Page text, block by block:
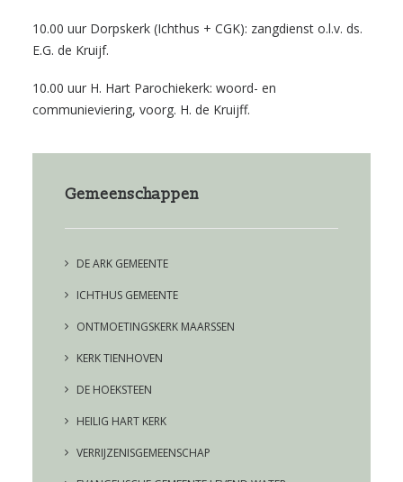
10.00 uur Dorpskerk (Ichthus + CGK): zangdienst o.l.v. ds.
E.G. de Kruijf.
10.00 uur H. Hart Parochiekerk: woord- en
communieviering, voorg. H. de Kruijff.
Gemeenschappen
DE ARK GEMEENTE
ICHTHUS GEMEENTE
ONTMOETINGSKERK MAARSSEN
KERK TIENHOVEN
DE HOEKSTEEN
HEILIG HART KERK
VERRIJZENISGEMEENSCHAP